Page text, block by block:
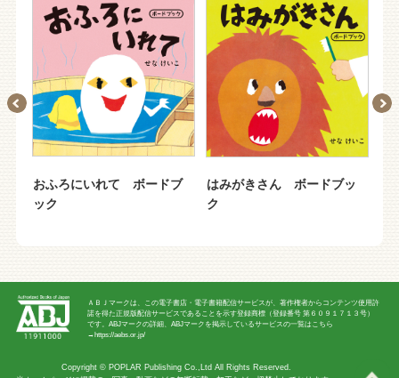
おふろにいれて ボードブ
ック
はみがきさん ボードブッ
ク
ＡＢＪマークは、この電子書店・電子書籍配信サービスが、著作権者からコンテンツ使用許
諾を得た正規版配信サービスであることを示す登録商標（登録番号 第６０９１７１３号）
です。ABJマークの詳細、ABJマークを掲示しているサービスの一覧はこちら
→ https://aebs.or.jp/
Copyright © POPLAR Publishing Co.,Ltd All Rights Reserved.